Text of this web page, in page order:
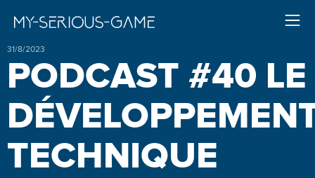
31/8/2023
PODCAST #40 LE
TECHNIQUE